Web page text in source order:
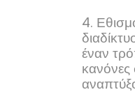
4.
έναν
κανόνες